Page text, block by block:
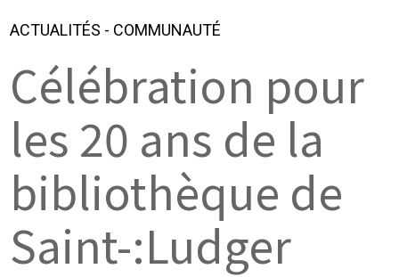
ACTUALITÉS - COMMUNAUTÉ
Célébration pour
les 20 ans de la
bibliothèque de
Saint-:Ludger